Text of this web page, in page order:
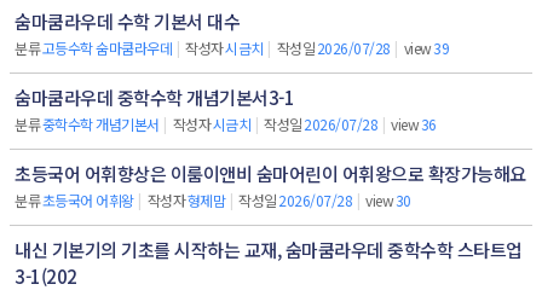
숨마쿰라우데 수학 기본서 대수
분류고등수학 숨마쿰라우데 | 작성자시금치 | 작성일2026/07/28 | view39
숨마쿰라우데 중학수학 개념기본서3-1
분류중학수학 개념기본서 | 작성자시금치 | 작성일2026/07/28 | view36
초등국어 어휘향상은 이룸이앤비 숨마어린이 어휘왕으로 확장가능해요
분류초등국어 어휘왕 | 작성자형제맘 | 작성일2026/07/28 | view30
내신 기본기의 기초를 시작하는 교재, 숨마쿰라우데 중학수학 스타트업
3-1(202